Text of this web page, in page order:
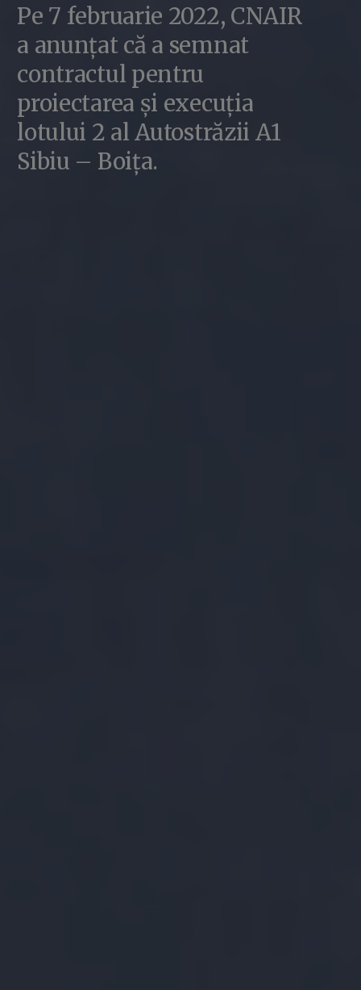
Pe 7 februarie 2022, CNAIR
a anunțat că a semnat
contractul pentru
proiectarea și execuția
lotului 2 al Autostrăzii A1
Sibiu – Boița.